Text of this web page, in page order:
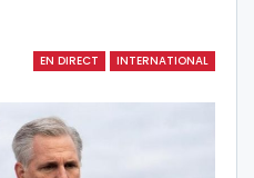
EN DIRECT INTERNATIONAL